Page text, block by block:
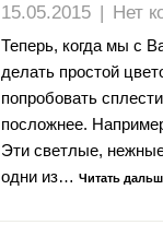
15.05.2015 | Нет
Теперь, когда мы с
делать простой
попробовать
посложнее.
Эти светлые,
одни из… Читать